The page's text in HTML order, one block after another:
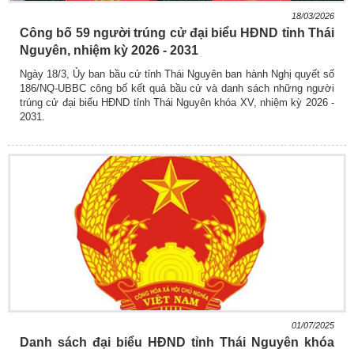
18/03/2026
Công bố 59 người trúng cử đại biểu HĐND tỉnh Thái
Nguyên, nhiệm kỳ 2026 - 2031
Ngày 18/3, Ủy ban bầu cử tỉnh Thái Nguyên ban hành Nghị quyết số
186/NQ-UBBC công bố kết quả bầu cử và danh sách những người
trúng cử đại biểu HĐND tỉnh Thái Nguyên khóa XV, nhiệm kỳ 2026 -
2031.
01/07/2025
Danh sách đại biểu HĐND tỉnh Thái Nguyên khóa